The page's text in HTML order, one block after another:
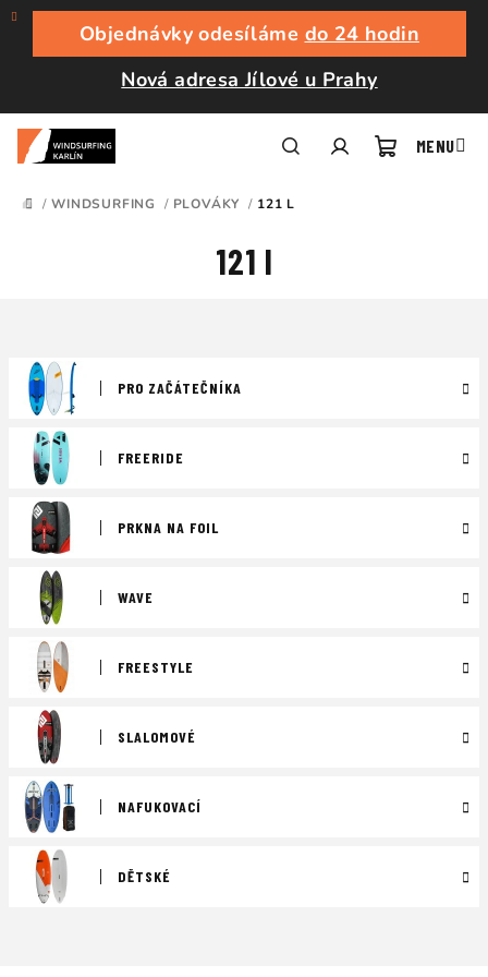
Přejít
obsah
Objednávky odesíláme do 24 hodin
Nová adresa Jílové u Prahy
DOMŮ
/ WINDSURFING / PLOVÁKY / 121 L
121 l
PRO ZAČÁTEČNÍKA
FREERIDE
PRKNA NA FOIL
WAVE
FREESTYLE
SLALOMOVÉ
NAFUKOVACÍ
DĚTSKÉ